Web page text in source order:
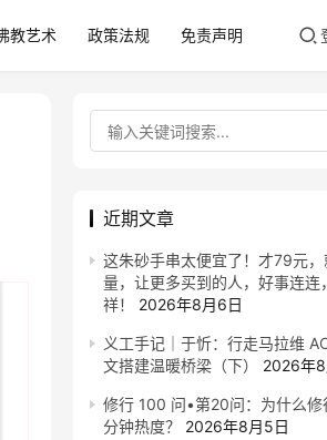
教艺术 政策法规 免责声明
近期文章
这朱砂手串太便宜了！才79元
量，让更多买到的人，好事连连
祥！
2026年8月6日
义工手记｜于忻：行走马拉维
文搭建温暖桥梁（下）
2026年
修行 100 问•第20问：为什么修
分钟热度？
2026年8月5日